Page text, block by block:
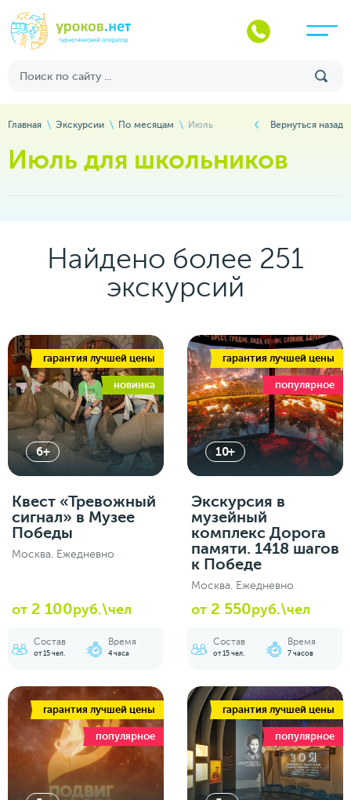
Главная Экскурсии По месяцам Июль Вернуться назад
Июль для школьников
Найдено более 251
экскурсий
гарантия лучшей цены
новинка
6+
Квест «Тревожный
сигнал» в Музее
Победы
Москва. Ежедневно
от 2 100руб.\чел
Состав
от 15 чел.
Время
4 часа
гарантия лучшей цены
популярное
10+
Экскурсия в
музейный
комплекс Дорога
памяти. 1418 шагов
к Победе
Москва. Ежедневно
от 2 550руб.\чел
Состав
от 15 чел.
Время
7 часов
гарантия лучшей цены
популярное
гарантия лучшей цены
популярное